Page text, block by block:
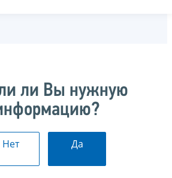
ли Вы нужную
Нет Да